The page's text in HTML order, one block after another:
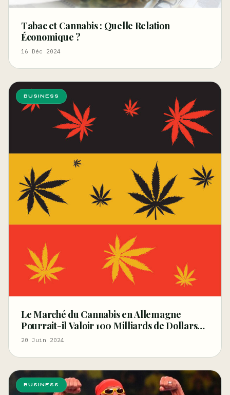
Tabac et Cannabis : Quelle Relation
Économique ?
16 Déc 2024
BUSINESS
Le Marché du Cannabis en Allemagne
Pourrait-il Valoir 100 Milliards de Dollars
d’ici 5 Ans ?
20 Juin 2024
BUSINESS